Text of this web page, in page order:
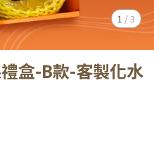
1 /3
盒-B款-客製化水